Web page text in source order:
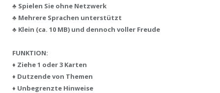
♣ Spielen Sie ohne Netzwerk
♣ Mehrere Sprachen unterstützt
♣ Klein (ca. 10 MB) und dennoch voller Freude
FUNKTION:
♦ Ziehe 1 oder 3 Karten
♦ Dutzende von Themen
♦ Unbegrenzte Hinweise